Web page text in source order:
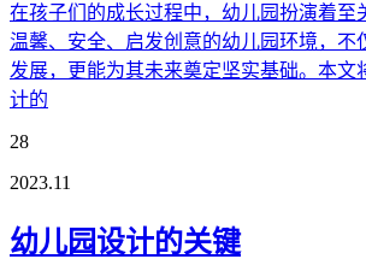
在孩子们的成长过程中，幼儿园扮演着至
温馨、安全、启发创意的幼儿园环境，不
发展，更能为其未来奠定坚实基础。本文
计的
28
2023.11
幼儿园设计的关键